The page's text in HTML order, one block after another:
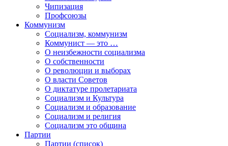
Чипизация
Профсоюзы
Коммунизм
Социализм, коммунизм
Коммунист — это …
О неизбежности социализма
О собственности
О революции и выборах
О власти Советов
О диктатуре пролетариата
Социализм и Культура
Социализм и образование
Социализм и религия
Социализм это община
Партии
Партии (список)